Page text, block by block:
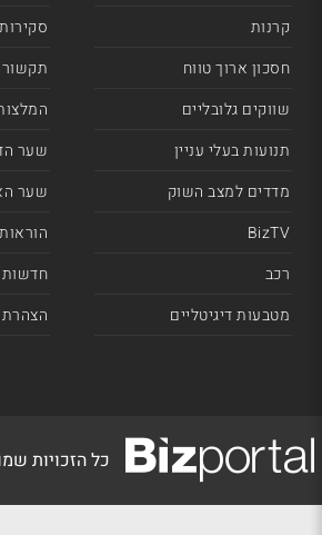
קרנות
חסכון ארוך טווח
שווקים גלובליים
תנועות בעלי עניין
מדדים למצב השוק
BizTV
רכב
מטבעות דיגיטליים
סקירות
שער
שער
הצהרת
כל הזכויות